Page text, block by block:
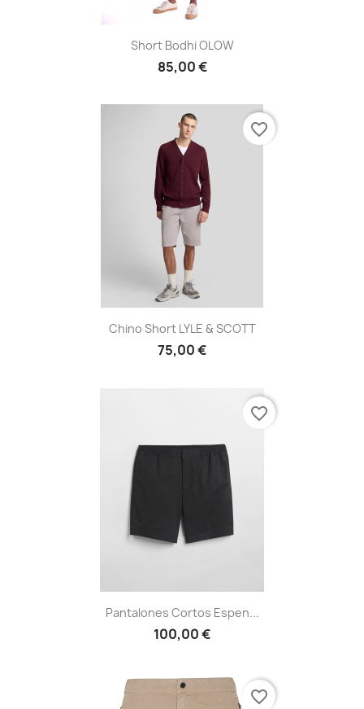
Short Bodhi OLOW
85,00 €
Chino Short LYLE & SCOTT
75,00 €
favorite_border
Pantalones Cortos Espen...
100,00 €
favorite_border
favorite_border